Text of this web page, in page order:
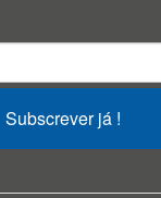
Subscrever já !